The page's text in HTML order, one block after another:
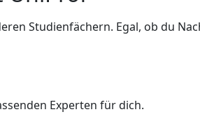
Studienfächern. Egal, ob du
Experten für dich.